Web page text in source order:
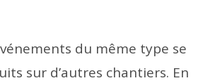
du même type se
sur d’autres chantiers. En